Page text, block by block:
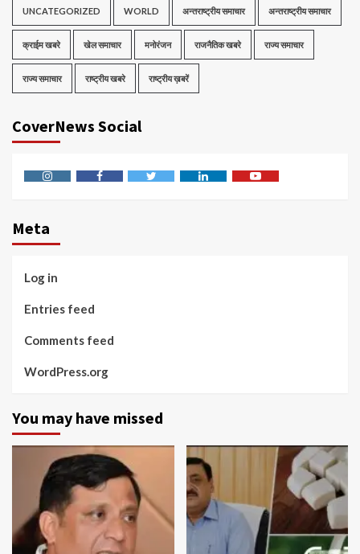
UNCATEGORIZED WORLD अन्तराष्ट्रीय समाचार अन्तराष्ट्रीय समाचार
क्राईम खबरे खेल समाचार मनोरंजन राजनैतिक खबरे राज्य समाचार
राज्य समाचार राष्ट्रीय खबरे राष्ट्रीय ख़बरें
CoverNews Social
Meta
Log in
Entries feed
Comments feed
WordPress.org
You may have missed